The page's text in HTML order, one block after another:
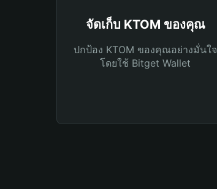
จัดเก็บ KTOM ของคุณ
ปกป้อง KTOM ของคุณอย่างมั่นใจ
โดยใช้ Bitget Wallet